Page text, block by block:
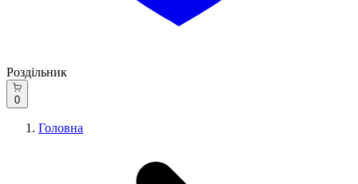
Роздільник
0
Головна